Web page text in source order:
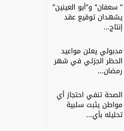
” سعفان” و”أبو العينين”
يشهدان توقيع عقد
إنتاج...
مدبولي يعلن مواعيد
الحظر الجزئي في شهر
رمضان...
الصحة تنفي احتجاز أي
مواطن يثبت سلبية
تحليله بأي...